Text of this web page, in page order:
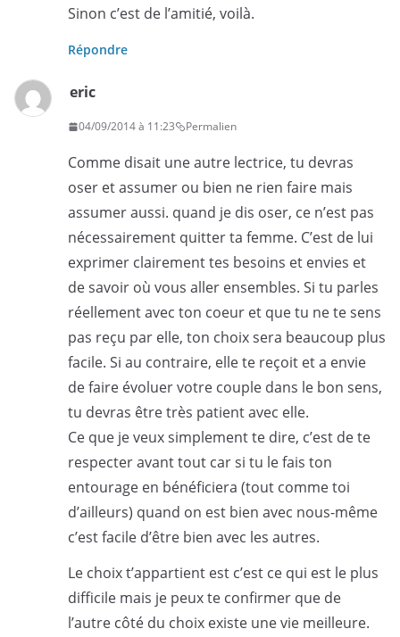
Sinon c’est de l’amitié, voilà.
Répondre
eric
04/09/2014 à 11:23 Permalien
Comme disait une autre lectrice, tu devras
oser et assumer ou bien ne rien faire mais
assumer aussi. quand je dis oser, ce n’est pas
nécessairement quitter ta femme. C’est de lui
exprimer clairement tes besoins et envies et
de savoir où vous aller ensembles. Si tu parles
réellement avec ton coeur et que tu ne te sens
pas reçu par elle, ton choix sera beaucoup plus
facile. Si au contraire, elle te reçoit et a envie
de faire évoluer votre couple dans le bon sens,
tu devras être très patient avec elle.
Ce que je veux simplement te dire, c’est de te
respecter avant tout car si tu le fais ton
entourage en bénéficiera (tout comme toi
d’ailleurs) quand on est bien avec nous-même
c’est facile d’être bien avec les autres.
Le choix t’appartient est c’est ce qui est le plus
difficile mais je peux te confirmer que de
l’autre côté du choix existe une vie meilleure.